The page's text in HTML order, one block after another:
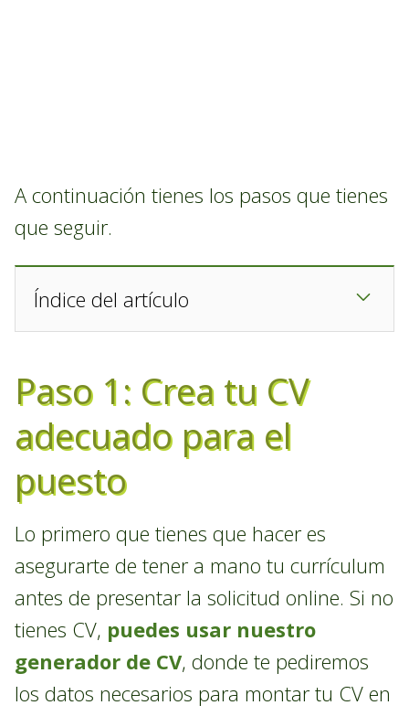
A continuación tienes los pasos que tienes
que seguir.
Índice del artículo
Paso 1: Crea tu CV
adecuado para el
puesto
Lo primero que tienes que hacer es
asegurarte de tener a mano tu currículum
antes de presentar la solicitud online. Si no
tienes CV, puedes usar nuestro
generador de CV, donde te pediremos
los datos necesarios para montar tu CV en